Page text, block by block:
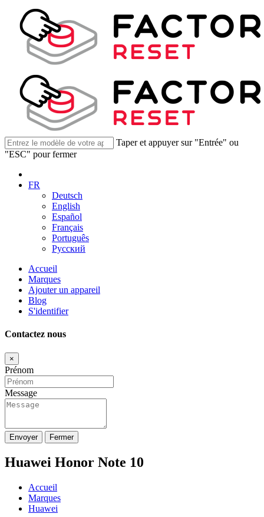
Taper et appuyer sur "Entrée" ou
"ESC" pour fermer
FR
Deutsch
English
Español
Français
Português
Русский
Accueil
Marques
Ajouter un appareil
Blog
S'identifier
Contactez nous
×
Prénom
Message
Envoyer Fermer
Huawei Honor Note 10
Accueil
Marques
Huawei